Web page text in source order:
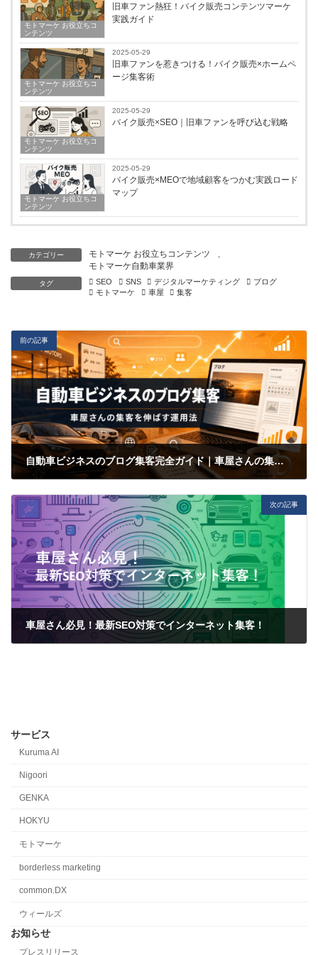
モトマーケ お役立ちコ
ンテンツ
旧車ファン熱狂！バイク販売コンテンツマーケ
実践ガイド
モトマーケ お役立ちコ
ンテンツ
2025-05-29
旧車ファンを惹きつける！バイク販売×ホームペ
ージ集客術
モトマーケ お役立ちコ
ンテンツ
2025-05-29
バイク販売×SEO｜旧車ファンを呼び込む戦略
モトマーケ お役立ちコ
ンテンツ
2025-05-29
バイク販売×MEOで地域顧客をつかむ実践ロード
マップ
カテゴリー モトマーケ お役立ちコンテンツ
、
モトマーケ自動車業界
タグ SEO SNS デジタルマーケティング
ブログ
モトマーケ
車屋 集客
前の記事
自動車ビジネスのブログ集客完全ガイド｜車屋さんの集客を伸ばす運用法
次の記事
車屋さん必見！最新SEO対策でインターネット集客！
サービス
Kuruma AI
Nigoori
GENKA
HOKYU
モトマーケ
borderless marketing
common.DX
ウィールズ
お知らせ
プレスリリース